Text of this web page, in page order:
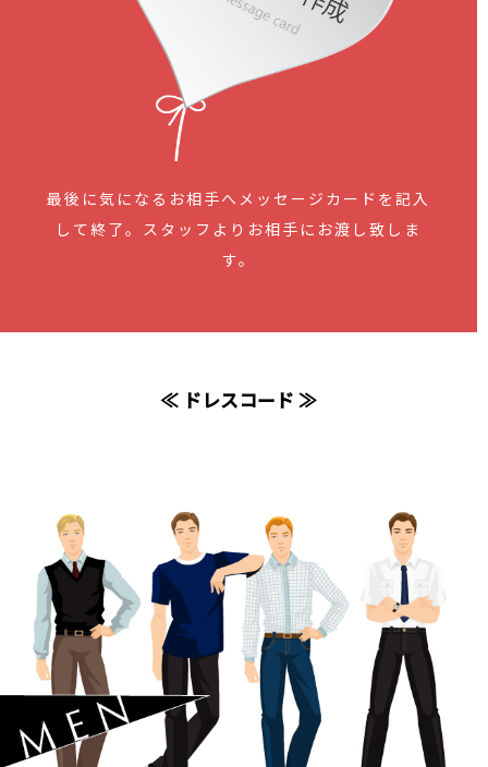
最後に気になるお相手へメッセージカードを記入
して終了。スタッフよりお相手にお渡し致しま
す。
≪ ドレスコード ≫